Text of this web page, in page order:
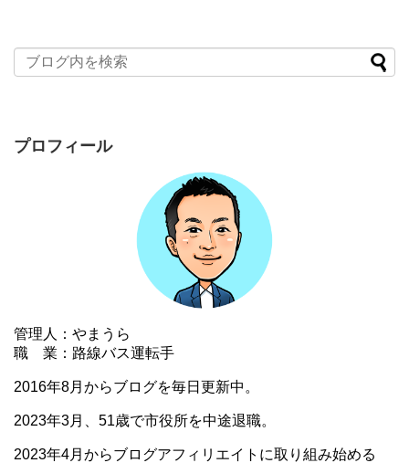
プロフィール
管理人：やまうら
職 業：路線バス運転手
2016年8月からブログを毎日更新中。
2023年3月、51歳で市役所を中途退職。
2023年4月からブログアフィリエイトに取り組み始める